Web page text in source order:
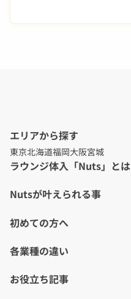
エリアから探す
東京北海道福岡大阪宮城
ラウンジ体入「Nuts」とは
Nutsが叶えられる事
初めての方へ
各業種の違い
お役立ち記事